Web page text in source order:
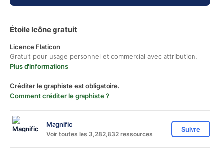
Étoile Icône gratuit
Licence Flaticon
Gratuit pour usage personnel et commercial avec attribution.
Plus d'informations
Créditer le graphiste est obligatoire.
Comment créditer le graphiste ?
Magnific
Voir toutes les 3,282,832 ressources
Suivre